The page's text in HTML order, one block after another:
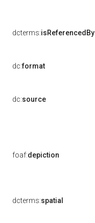
dcterms:isReferencedBy
dc:format
dc:source
foaf:depiction
dcterms:spatial